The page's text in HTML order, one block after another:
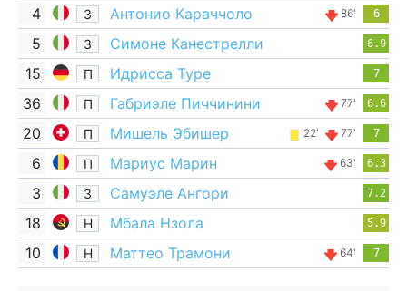
4 З Антонио Караччоло 86' 6
5 З Симоне Канестрелли 6.9
15 П Идрисса Туре 7
36 П Габриэле Пиччинини 77' 6.6
20 П Мишель Эбишер 22' 77' 7
6 П Мариус Марин 63' 6.3
3 З Самуэле Ангори 7.2
18 Н Мбала Нзола 5.9
10 Н Маттео Трамони 64' 7